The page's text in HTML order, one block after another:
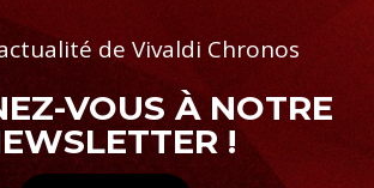
de Vivaldi Chronos
VOUS À NOTRE
!